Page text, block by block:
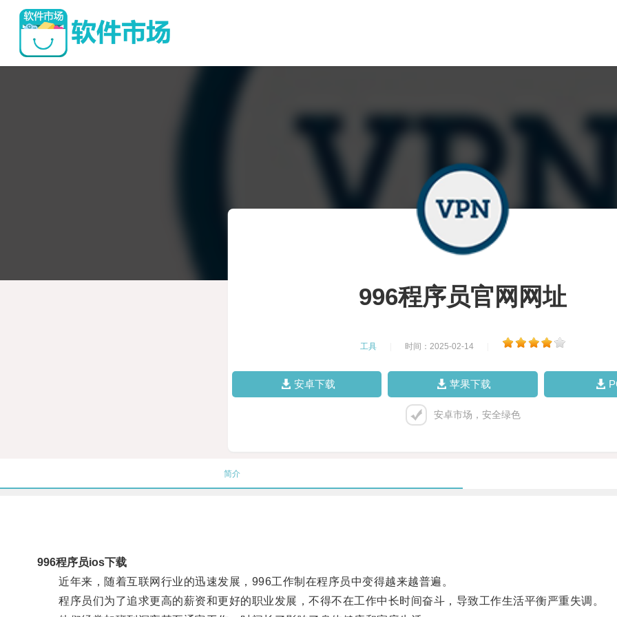
996程序员官网网址
工具 时间：2025-02-14
安卓下载 苹果下载
安卓市场，安全绿色
简介
996程序员ios下载
近年来，随着互联网行业的迅速发展，996工作制在程序员中变得越来越普遍。
程序员们为了追求更高的薪资和更好的职业发展，不得不在工作中长时间奋斗，导致工作生活平衡严重失调。